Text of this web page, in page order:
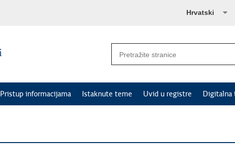
Hrvatski
Pristup informacijama Istaknute teme Uvid u registre Digitalna